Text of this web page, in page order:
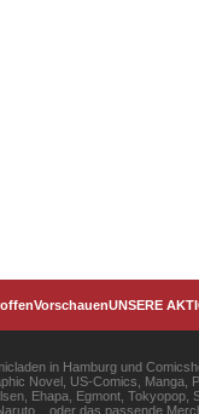
VorschauenUNSERE
in Hamburg und
Novel, US-Comics, Manga,
Ehapa, Egmont, Tokyopop,
oder das passende